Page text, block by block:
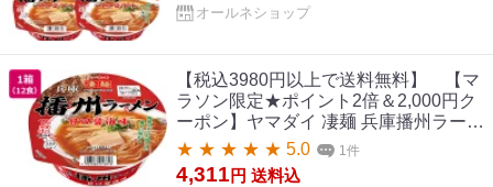
オールネショップ
【税込3980円以上で送料無料】 【マ
ラソン限定★ポイント2倍＆2,000円ク
ーポン】ヤマダイ 凄麺 兵庫播州ラーメ
ン 12食 カップラーメン カップ麺 ラー
メン インスタント レトルト 食品
★ ★ ★ ★ ★ 5.0 1件
4,311 円 送料込